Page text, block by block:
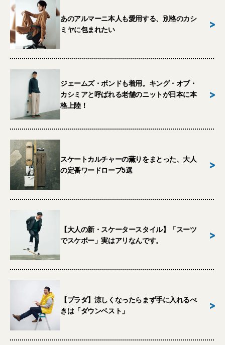
あのアルマーニ本人も愛用する、別格のカシ
ミヤに包まれたい
>
ジェームズ・ボンドも着用。キング・オブ・
カシミアと呼ばれる老舗のニットが日本に本
格上陸！
>
スケートカルチャーの薫りをまとった、大人
の定番ワードローブ5選
>
【大人の新・スケータースタイル】「スーツ
でスケボー」実はアリなんです。
>
【プラダ】涼しくなったらまず手に入れるべ
きは「ダウンベスト」
>